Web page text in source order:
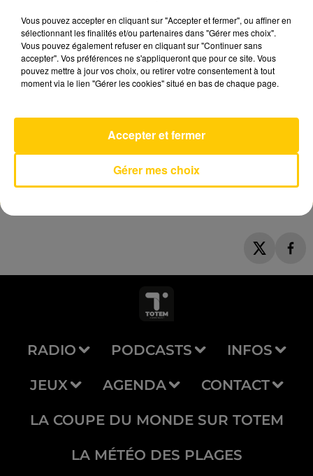
Ode To My Family
THE CRANBERRIES
RADIO PODCASTS INFOS
JEUX AGENDA CONTACT
LA COUPE DU MONDE SUR TOTEM
LA MÉTÉO DES PLAGES
Vous pouvez accepter en cliquant sur "Accepter et fermer", ou affiner en
sélectionnant les finalités et/ou partenaires dans "Gérer mes choix".
Vous pouvez également refuser en cliquant sur "Continuer sans
accepter". Vos préférences ne s'appliqueront que pour ce site. Vous
pouvez mettre à jour vos choix, ou retirer votre consentement à tout
moment via le lien "Gérer les cookies" situé en bas de chaque page.
Gérer mes choix
Accepter et fermer